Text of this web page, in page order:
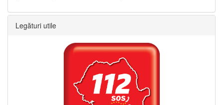
Legături utile